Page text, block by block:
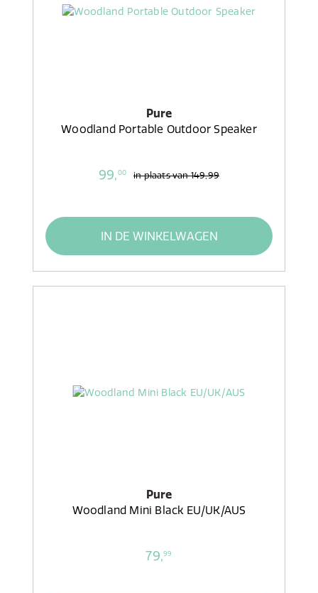
Pure
Woodland Portable Outdoor Speaker
99,00 in plaats van149,99
IN DE WINKELWAGEN
Pure
Woodland Mini Black EU/UK/AUS
79,99